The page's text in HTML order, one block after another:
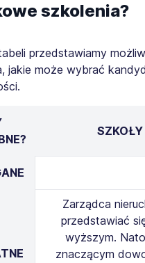
szkolenia?
przedstawiamy
jakie może wybrać
Zarządca
przedstawiać
wyższym.
znaczącym